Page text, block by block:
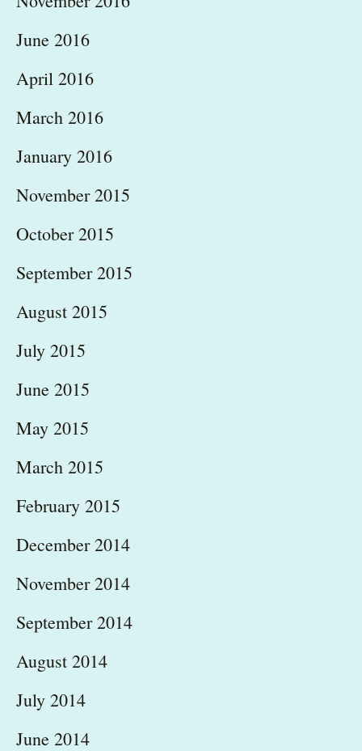
June 2016
April 2016
March 2016
January 2016
November 2015
October 2015
September 2015
August 2015
July 2015
June 2015
May 2015
March 2015
February 2015
December 2014
November 2014
September 2014
August 2014
July 2014
June 2014